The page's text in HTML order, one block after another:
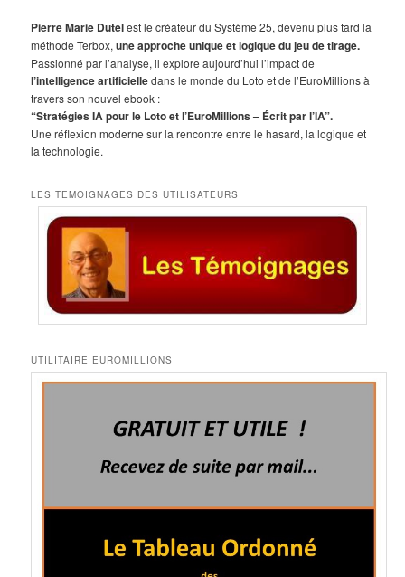
h
e
r
c
h
e
Pierre Marie Dutelest le créateur du Système 25, devenu plus tard la
méthode Terbox,une approche unique et logique du jeu de tirage.
Passionné par l’analyse, il explore aujourd’hui l’impact de
l’intelligence artificielledans le monde du Loto et de l’EuroMillions à
travers son nouvel ebook :
“Stratégies IA pour le Loto et l’EuroMillions – Écrit par l’IA”.
Une réflexion moderne sur la rencontre entre le hasard, la logique et
la technologie.
LES TEMOIGNAGES DES UTILISATEURS
UTILITAIRE EUROMILLIONS